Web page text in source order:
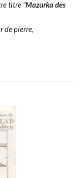
titre "Mazurka des
de pierre,